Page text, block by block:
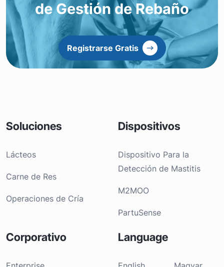
de Gestión de Rebaño
Registrarse Gratis
Soluciones
Lácteos
Carne de Res
Operaciones de Cría
Dispositivos
Dispositivo Para la
Detección de Mastitis
M2MOO
PartuSense
Corporativo Language